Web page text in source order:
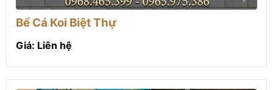
Bể Cá Koi Biệt Thự
Giá: Liên hệ